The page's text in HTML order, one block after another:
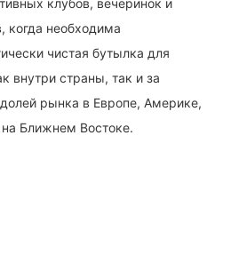
клубов, вечеринок и
когда необходима
чистая бутылка для
внутри страны, так и за
рынка в Европе, Америке,
Ближнем Востоке.